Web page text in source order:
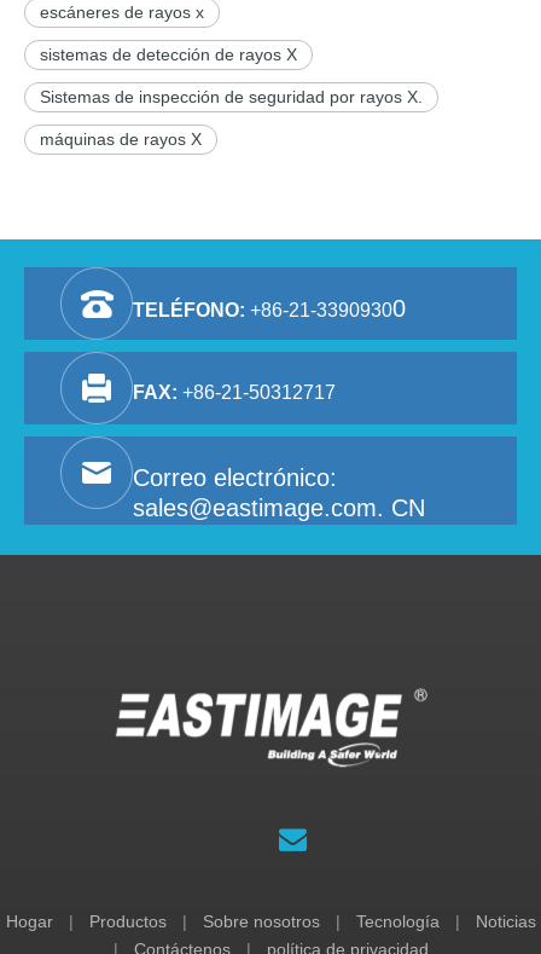
escáneres de rayos x
sistemas de detección de rayos X
Sistemas de inspección de seguridad por rayos X.
máquinas de rayos X
TELÉFONO: +86-21-33909300
FAX: +86-21-50312717
Correo electrónico:
sales@eastimage.com. CN
Hogar | Productos | Sobre nosotros | Tecnología |
Noticias
|
Contáctenos | política de privacidad